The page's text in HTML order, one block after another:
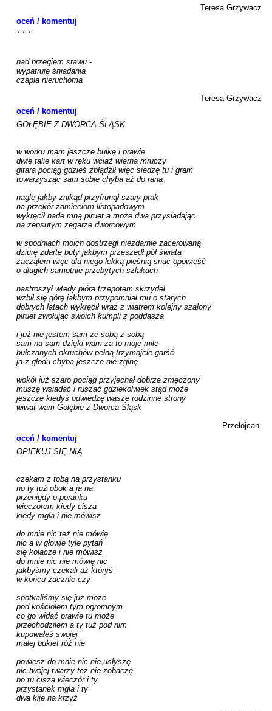
Teresa Grzywacz
oceń / komentuj
* * *
nad brzegiem stawu -
wypatruje śniadania
czapla nieruchoma
Teresa Grzywacz
oceń / komentuj
GOŁĘBIE Z DWORCA ŚLĄSK
w worku mam jeszcze bułkę i prawie
dwie talie kart w ręku wciąż wierna mruczy
gitara pociąg gdzieś zbłądził więc siedzę tu i gram
towarzysząc sam sobie chyba aż do rana
nagle jakby znikąd przyfrunął szary ptak
na przekór zamieciom listopadowym
wykręcił nade mną piruet a może dwa przysiadając
na zepsutym zegarze dworcowym
w spodniach moich dostrzegł niezdarnie zacerowaną
dziurę zdarte buty jakbym przeszedł pół świata
zacząłem więc dla niego lekką pieśnią snuć opowieść
o długich samotnie przebytych szlakach
nastroszył wtedy pióra trzepotem skrzydeł
wzbił się górę jakbym przypomniał mu o starych
dobrych latach wykręcił wraz z wiatrem kolejny szalony
piruet zwołując swoich kumpli z poddasza
i już nie jestem sam ze sobą z sobą
sam na sam dzięki wam za to moje miłe
bułczanych okruchów pełną trzymajcie garść
ja z głodu chyba jeszcze nie zginę
wokół już szaro pociąg przyjechał dobrze zmęczony
muszę wsiadać i ruszać gdziekolwiek stąd może
jeszcze kiedyś odwiedzę wasze rodzinne strony
wiwat wam Gołębie z Dworca Śląsk
Przełojcan
oceń / komentuj
OPIEKUJ SIĘ NIĄ
czekam z tobą na przystanku
no ty tuż obok a ja na
przenigdy o poranku
wieczorem kiedy cisza
kiedy mgła i nie mówisz
do mnie nic też nie mówię
nic a w głowie tyle pytań
się kołacze i nie mówisz
do mnie nic nie mówię nic
jakbyśmy czekali aż któryś
w końcu zacznie czy
spotkaliśmy się już może
pod kościołem tym ogromnym
co go widać prawie tu może
przechodziłem a ty tuż pod nim
kupowałeś swojej
małej bukiet róż nie
powiesz do mnie nic nie usłyszę
nic twojej twarzy też nie zobaczę
bo tu cisza wieczór i ty
przystanek mgła i ty
dwa kije na krzyż